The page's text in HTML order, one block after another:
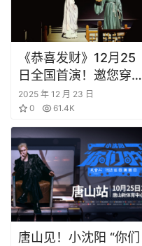
《恭喜发财》12月25
日全国首演！邀您穿越
南宋福州，共品“茉莉
潮雪”的风骨与欢喜！
2025 年 12 月 23 日
0
61.4K
唐山见！小沈阳 “你们